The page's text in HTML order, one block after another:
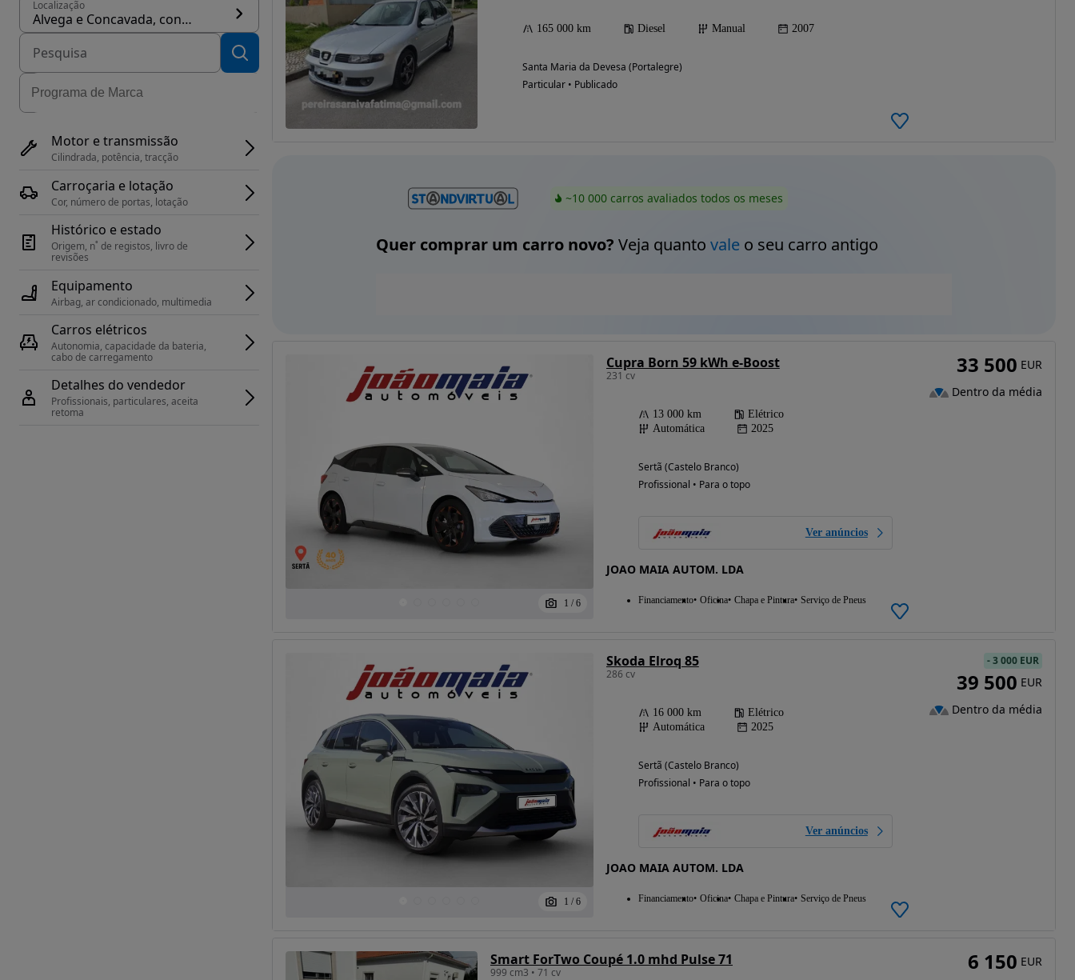
Localização
Alvega e Concavada, concelho Abrantes
Motor e transmissão
Cilindrada, potência, tracção
Carroçaria e lotação
Cor, número de portas, lotação
Histórico e estado
Origem, n˚ de registos, livro de
revisões
Equipamento
Airbag, ar condicionado, multimedia
Carros elétricos
Autonomia, capacidade da bateria,
cabo de carregamento
Detalhes do vendedor
Profissionais, particulares, aceita
retoma
165 000 km Diesel Manual 2007
Santa Maria da Devesa (Portalegre)
Particular • Publicado
~10 000 carros avaliados todos os meses
Quer comprar um carro novo? Veja quanto valeo seu carro antigo
1 / 6
Cupra Born 59 kWh e-Boost
231 cv
13 000 km
Elétrico
Automática
2025
Sertã (Castelo Branco)
Profissional • Para o topo
Ver anúncios
JOAO MAIA AUTOM. LDA
Financiamento Oficina Chapa e Pintura Serviço de Pneus
33 500 EUR
Dentro da média
1 / 6
Skoda Elroq 85
286 cv
16 000 km
Elétrico
Automática
2025
Sertã (Castelo Branco)
Profissional • Para o topo
Ver anúncios
JOAO MAIA AUTOM. LDA
Financiamento Oficina Chapa e Pintura Serviço de Pneus
-3 000 EUR
39 500 EUR
Dentro da média
Smart ForTwo Coupé 1.0 mhd Pulse 71
999 cm3 • 71 cv 6 150 EUR